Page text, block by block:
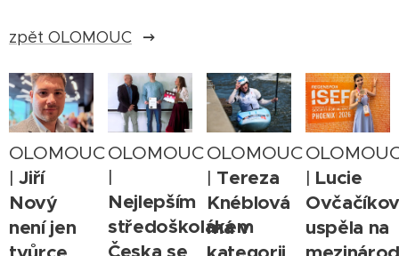
zpět OLOMOUC
OLOMOUC
|Jiří
Nový
není jen
OLOMOUC
|
Nejlepším
středoškolákem
Česka se
OLOMOUC
| Tereza
Knéblová
má v
| Lucie
uspěla na